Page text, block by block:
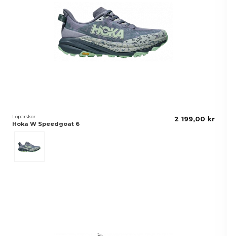
Löparskor
Hoka W Speedgoat 6
2 199,00 kr